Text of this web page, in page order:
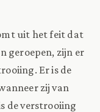
uit het feit dat
geroepen, zijn er
Er is de
zij van
de verstrooiing